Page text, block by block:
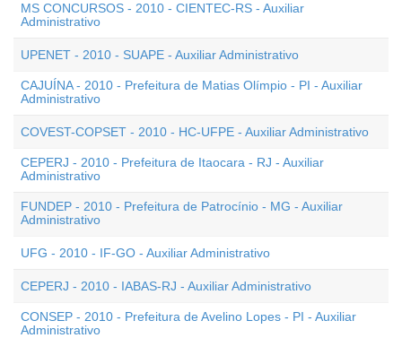
MS CONCURSOS - 2010 - CIENTEC-RS - Auxiliar
Administrativo
UPENET - 2010 - SUAPE - Auxiliar Administrativo
CAJUÍNA - 2010 - Prefeitura de Matias Olímpio - PI - Auxiliar
Administrativo
COVEST-COPSET - 2010 - HC-UFPE - Auxiliar Administrativo
CEPERJ - 2010 - Prefeitura de Itaocara - RJ - Auxiliar
Administrativo
FUNDEP - 2010 - Prefeitura de Patrocínio - MG - Auxiliar
Administrativo
UFG - 2010 - IF-GO - Auxiliar Administrativo
CEPERJ - 2010 - IABAS-RJ - Auxiliar Administrativo
CONSEP - 2010 - Prefeitura de Avelino Lopes - PI - Auxiliar
Administrativo